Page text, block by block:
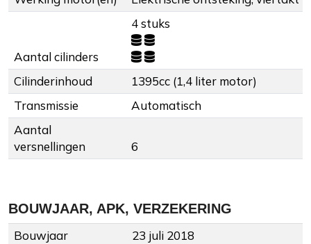
Aantal cilinders
4 stuks
Cilinderinhoud
1395cc (1,4 liter motor)
Transmissie
Automatisch
Aantal
versnellingen
6
BOUWJAAR, APK, VERZEKERING
Bouwjaar 23 juli 2018